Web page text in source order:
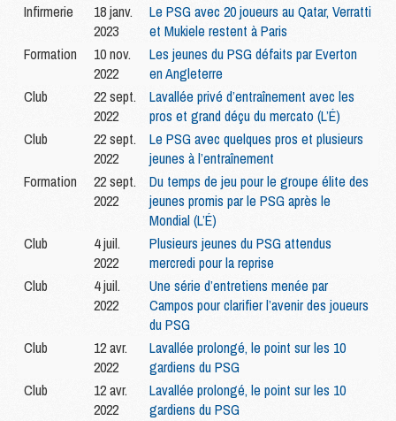
Infirmerie
18 janv.
2023
Le PSG avec 20 joueurs au Qatar, Verratti
et Mukiele restent à Paris
Formation
10 nov.
2022
Les jeunes du PSG défaits par Everton
en Angleterre
Club
22 sept.
2022
Lavallée privé d’entraînement avec les
pros et grand déçu du mercato (L’É)
Club
22 sept.
2022
Le PSG avec quelques pros et plusieurs
jeunes à l’entraînement
Formation
22 sept.
2022
Du temps de jeu pour le groupe élite des
jeunes promis par le PSG après le
Mondial (L’É)
Club
4 juil.
2022
Plusieurs jeunes du PSG attendus
mercredi pour la reprise
Club
4 juil.
2022
Une série d’entretiens menée par
Campos pour clarifier l’avenir des joueurs
du PSG
Club
12 avr.
2022
Lavallée prolongé, le point sur les 10
gardiens du PSG
Club
12 avr.
2022
Lavallée prolongé, le point sur les 10
gardiens du PSG